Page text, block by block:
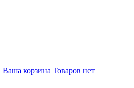
Ваша корзина Товаров нет